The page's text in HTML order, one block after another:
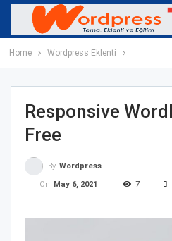
Home Wordpress Eklenti
Responsive
Free
By Wordpress
On
May 6, 2021 7